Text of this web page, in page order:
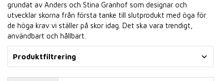
grundat av Anders och Stina Granhof som designar och
utvecklar skorna från första tanke till slutprodukt med öga för
de höga krav vi ställer på skor idag. Det ska vara trendigt,
användbart och hållbart.
Produktfiltrering